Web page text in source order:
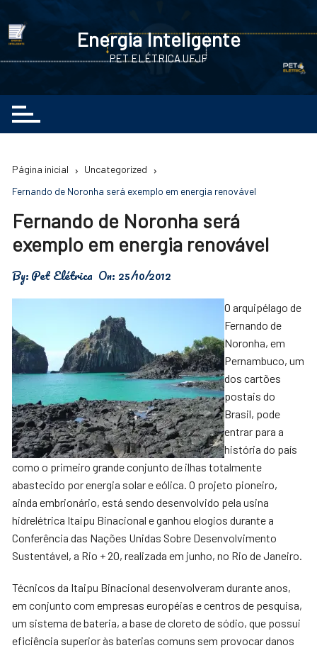
para
conteúdo
Energia Inteligente
PET ELÉTRICA UFJF
Página inicial
Uncategorized
Fernando de Noronha será exemplo em energia renovável
Fernando de Noronha será
exemplo em energia renovável
By:Pet Elétrica On: 25/10/2012
O arquipélago de
Fernando de
Noronha, em
Pernambuco, um
dos cartões
postais do
Brasil, pode
entrar para a
história do país
como o primeiro grande conjunto de ilhas totalmente
abastecido por energia solar e eólica. O projeto pioneiro,
ainda embrionário, está sendo desenvolvido pela usina
hidrelétrica Itaipu Binacional e ganhou elogios durante a
Conferência das Nações Unidas Sobre Desenvolvimento
Sustentável, a Rio + 20, realizada em junho, no Rio de Janeiro.
Técnicos da Itaipu Binacional desenvolveram durante anos,
em conjunto com empresas européias e centros de pesquisa,
um sistema de bateria, a base de cloreto de sódio, que possui
eficiência superior às baterias comuns sem provocar danos